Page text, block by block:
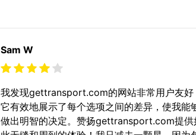
Sam W
我发现gettransport.com的网站非常用户友好
它有效地展示了每个选项之间的差异，使我能
做出明智的决定。赞扬gettransport.com提供